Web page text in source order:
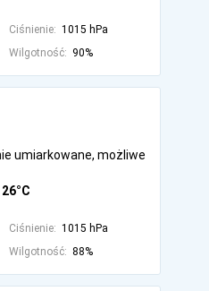
Ciśnienie: 1015 hPa
Wilgotność: 90%
26°C
umiarkowane, możliwe
Ciśnienie: 1015 hPa
Wilgotność: 88%